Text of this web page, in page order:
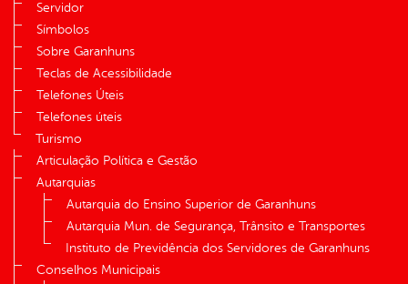
Servidor
Símbolos
Sobre Garanhuns
Teclas de Acessibilidade
Telefones Úteis
Telefones úteis
Turismo
Articulação Política e Gestão
Autarquias
Autarquia do Ensino Superior de Garanhuns
Autarquia Mun. de Segurança, Trânsito e Transportes
Instituto de Previdência dos Servidores de Garanhuns
Conselhos Municipais